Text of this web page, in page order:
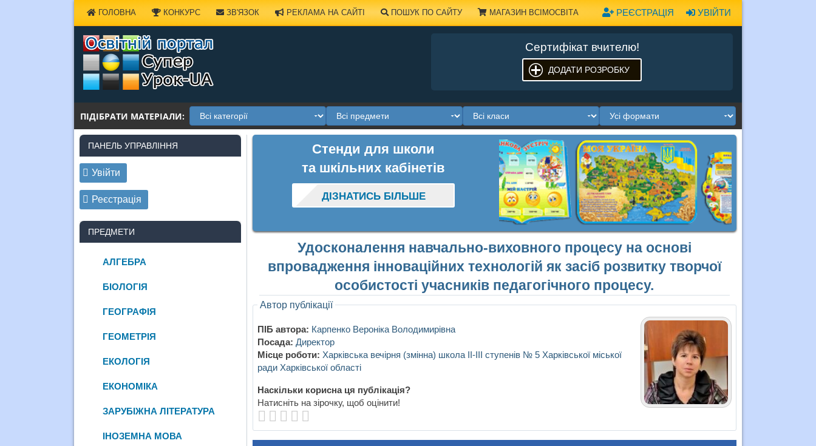
УВІЙТИ
РЕЄСТРАЦІЯ
ГОЛОВНА КОНКУРС ЗВ'ЯЗОК РЕКЛАМА НА САЙТІ ПОШУК ПО САЙТУ МАГАЗИН ВСІМОСВІТА
Сертифікат вчителю!
ДОДАТИ РОЗРОБКУ
ПІДІБРАТИ МАТЕРІАЛИ:
Стенди для школи
та шкільних кабінетів
ДІЗНАТИСЬ БІЛЬШЕ
Удосконалення навчально-виховного процесу на основі
впровадження інноваційних технологій як засіб розвитку творчої
особистості учасників педагогічного процесу.
Автор публікації
ПІБ автора: Карпенко Вероніка Володимирівна
Посада: Директор
Місце роботи: Харківська вечірня (змінна) школа ІІ-ІІІ ступенів № 5 Харківської міської
ради Харківської області
Наскільки корисна ця публікація?
Натисніть на зірочку, щоб оцінити!
ПАНЕЛЬ УПРАВЛІННЯ
Увійти
Реєстрація
ПРЕДМЕТИ
АЛГЕБРА
БІОЛОГІЯ
ГЕОГРАФІЯ
ГЕОМЕТРІЯ
ЕКОЛОГІЯ
ЕКОНОМІКА
ЗАРУБІЖНА ЛІТЕРАТУРА
ІНОЗЕМНА МОВА